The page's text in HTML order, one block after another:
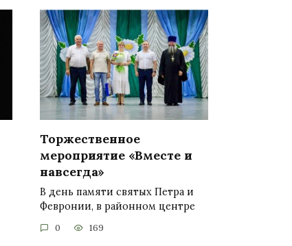
Торжественное
мероприятие «Вместе и
навсегда»
В день памяти святых Петра и
Февронии, в районном центре
0 169